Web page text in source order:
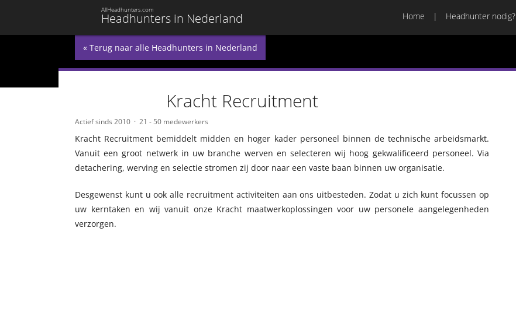
Headhunters in Nederland
AllHeadhunters.com
Home Headhunter nodig?
« Terug naar alle Headhunters in Nederland
Kracht Recruitment
Actief sinds 2010 21 - 50 medewerkers
Kracht Recruitment bemiddelt midden en hoger kader personeel binnen de technische arbeidsmarkt.
Vanuit een groot netwerk in uw branche werven en selecteren wij hoog gekwalificeerd personeel. Via
detachering, werving en selectie stromen zij door naar een vaste baan binnen uw organisatie.
Desgewenst kunt u ook alle recruitment activiteiten aan ons uitbesteden. Zodat u zich kunt focussen op
uw kerntaken en wij vanuit onze Kracht maatwerkoplossingen voor uw personele aangelegenheden
verzorgen.